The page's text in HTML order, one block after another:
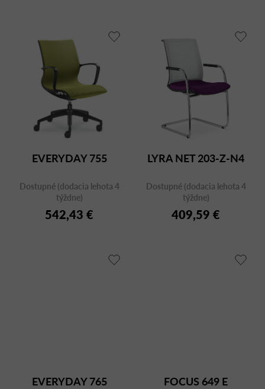
EVERYDAY 755
Dostupné (dodacia lehota 4
týždne)
542,43 €
LYRA NET 203-Z-N4
Dostupné (dodacia lehota 4
týždne)
409,59 €
EVERYDAY 765 FOCUS 649 E